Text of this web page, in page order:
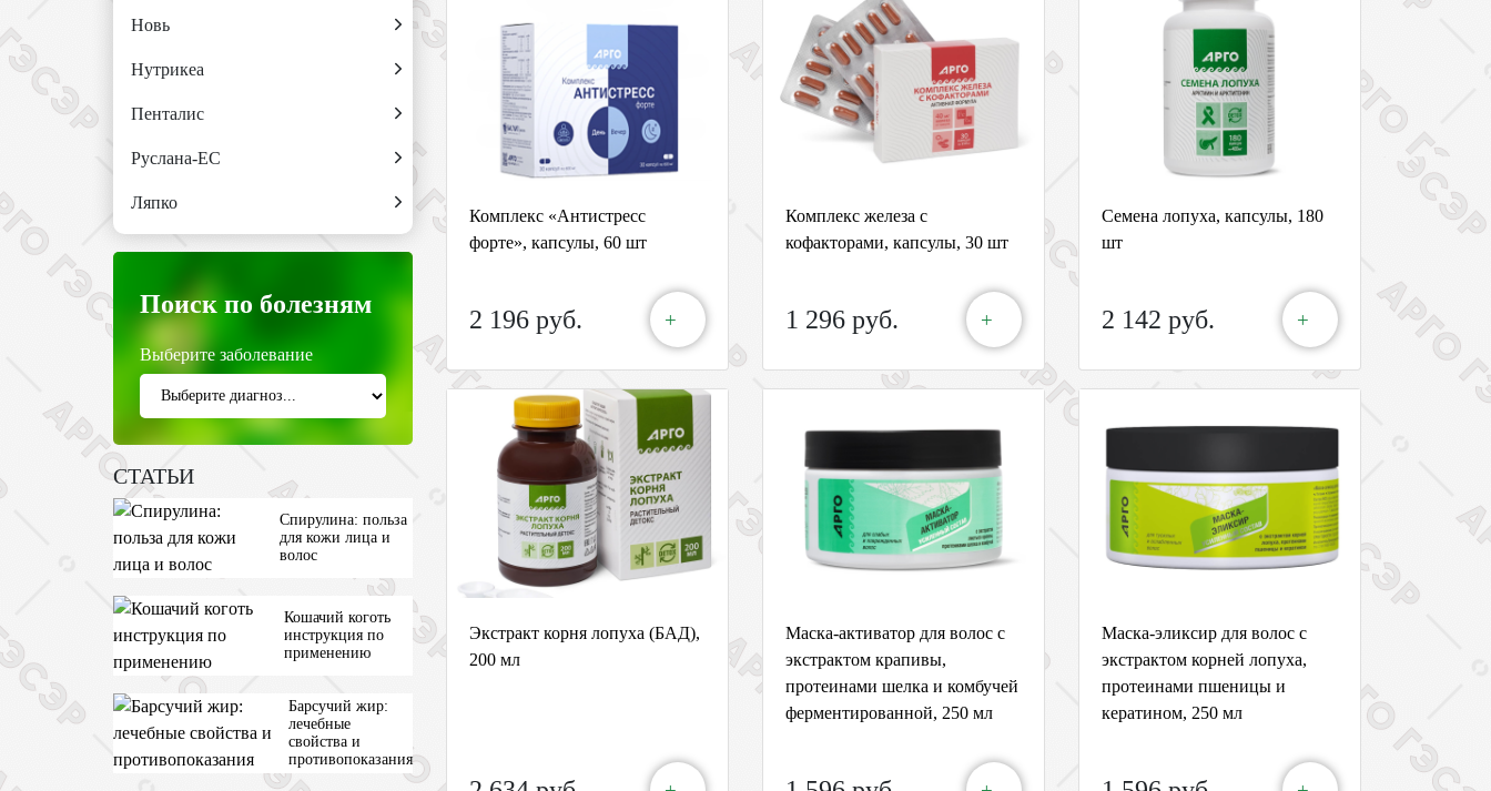
Новь
Нутрикеа
Пенталис
Руслана-ЕС
Ляпко
Поиск по болезням
Выберите заболевание
СТАТЬИ
Спирулина: польза
для кожи лица и
волос
Кошачий коготь
инструкция по
применению
Барсучий жир:
лечебные
свойства и
противопоказания
Комплекс «Антистресс
форте», капсулы, 60 шт
2 196 руб. +
Комплекс железа с
кофакторами, капсулы, 30 шт
1 296 руб. +
Семена лопуха, капсулы, 180
шт
2 142 руб. +
Экстракт корня лопуха (БАД),
200 мл
Маска-активатор для волос с
экстрактом крапивы,
протеинами шелка и комбучей
ферментированной, 250 мл
Маска-эликсир для волос с
экстрактом корней лопуха,
протеинами пшеницы и
кератином, 250 мл